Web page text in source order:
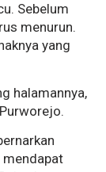
Sebelum
menurun.
yang
halamannya,
mendapat